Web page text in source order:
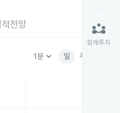
적전망
1분keyboard_arrow_down 일 주
partner_exchange
함께투자